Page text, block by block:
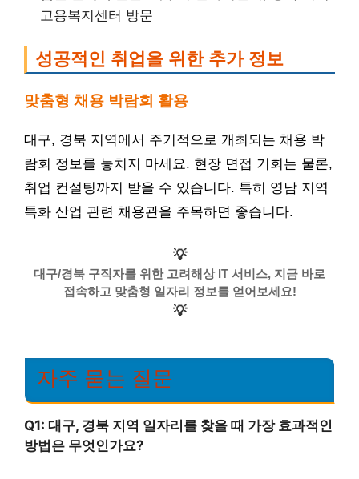
고용복지센터 방문
성공적인 취업을 위한 추가 정보
맞춤형 채용 박람회 활용
대구, 경북 지역에서 주기적으로 개최되는 채용 박
람회 정보를 놓치지 마세요. 현장 면접 기회는 물론,
취업 컨설팅까지 받을 수 있습니다. 특히 영남 지역
특화 산업 관련 채용관을 주목하면 좋습니다.
💡
대구/경북 구직자를 위한 고려해상 IT 서비스, 지금 바로
접속하고 맞춤형 일자리 정보를 얻어보세요!
💡
자주 묻는 질문
Q1: 대구, 경북 지역 일자리를 찾을 때 가장 효과적인
방법은 무엇인가요?